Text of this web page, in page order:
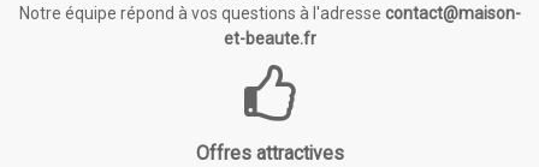
Notre équipe répond à vos questions à l'adresse contact@maison-
et-beaute.fr
Offres attractives